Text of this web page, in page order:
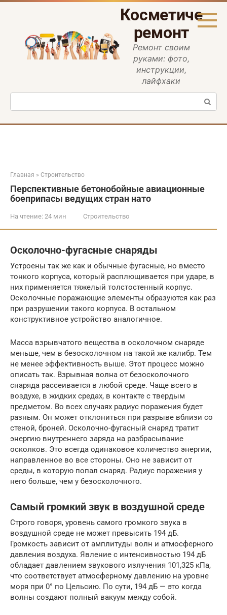
Перейти
ремонт
Ремонт своим
руками: фото,
инструкции,
лайфхаки
Поиск:
Главная » Строительство
Перспективные бетонобойные авиационные
боеприпасы ведущих стран нато
На чтение: 24 мин Строительство
Осколочно-фугасные снаряды
Устроены так же как и обычные фугасные, но вместо
тонкого корпуса, который расплющивается при ударе, в
них применяется тяжелый толстостенный корпус.
Осколочные поражающие элементы образуются как раз
при разрушении такого корпуса. В остальном
конструктивное устройство аналогичное.
Масса взрывчатого вещества в осколочном снаряде
меньше, чем в безосколочном на такой же калибр. Тем
не менее эффективность выше. Этот процесс можно
описать так. Взрывная волна от безосколочного
снаряда рассеивается в любой среде. Чаще всего в
воздухе, в жидких средах, в контакте с твердым
предметом. Во всех случаях радиус поражения будет
разным. Он может отклониться при разрыве вблизи со
стеной, броней. Осколочно-фугасный снаряд тратит
энергию внутреннего заряда на разбрасывание
осколков. Это всегда одинаковое количество энергии,
направленное во все стороны. Оно не зависит от
среды, в которую попал снаряд. Радиус поражения у
него больше, чем у безосколочного.
Самый громкий звук в воздушной среде
Строго говоря, уровень самого громкого звука в
воздушной среде не может превысить 194 дБ.
Громкость зависит от амплитуды волн и атмосферного
давления воздуха. Явление с интенсивностью 194 дБ
обладает давлением звукового излучения 101,325 кПа,
что соответствует атмосферному давлению на уровне
моря при 0° по Цельсию. По сути, 194 дБ — это когда
волны создают полный вакуум между собой.